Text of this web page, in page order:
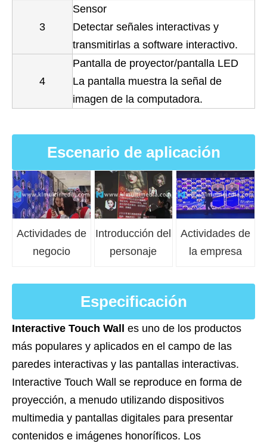
3
Sensor
Detectar señales interactivas y
transmitirlas a software interactivo.
4
Pantalla de proyector/pantalla LED
La pantalla muestra la señal de
imagen de la computadora.
Escenario de aplicación
Actividades de
negocio
Introducción del
personaje
Actividades de
la empresa
Especificación
Interactive Touch Wall es uno de los productos
más populares y aplicados en el campo de las
paredes interactivas y las pantallas interactivas.
Interactive Touch Wall se reproduce en forma de
proyección, a menudo utilizando dispositivos
multimedia y pantallas digitales para presentar
contenidos e imágenes honoríficos. Los